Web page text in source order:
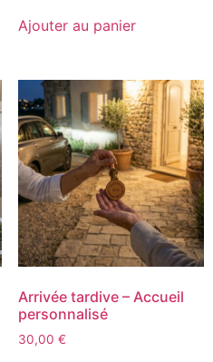
Ajouter au panier
Arrivée tardive – Accueil
personnalisé
30,00 €